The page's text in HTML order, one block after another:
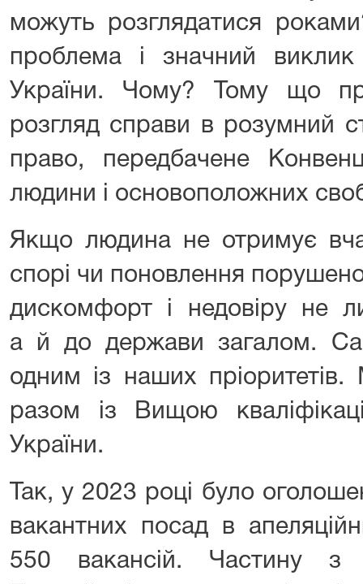
можуть розглядатися
проблема і значний
України. Чому? Тому що
розгляд справи в розумний
право, передбачене
людини і основоположних
Якщо людина не отримує
спорі чи поновлення
дискомфорт і недовіру не
а й до держави загалом.
одним із наших
разом із Вищою
України.
Так, у 2023 році було
вакантних посад в
550 вакансій. Частину